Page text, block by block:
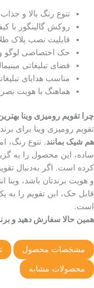
تنوع رنگ بالا و جذاب
روکش گالینگور با
قابلیت نصب پلاک
حک اختصاصی لوگو و
فضای تبلیغاتی
مناسب هدایای
هماهنگ با هویت
چرا تقویم رومیزی وینا
تقویم رومیزی وینا برای
هم شیک بمانند. تنوع رنگ،
ساده، این محصول را به
کرده است. اگر به‌دنبال
و هویت برندتان باشد،
قابل حک، این تقویم را به
است.
همین حالا سفارش دهید و
مشخصات محصول
محصولات مشابه